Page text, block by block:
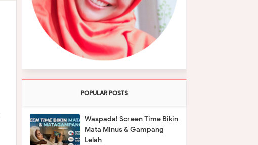
POPULAR POSTS
Waspada! Screen Time Bikin
Mata Minus & Gampang
Lelah